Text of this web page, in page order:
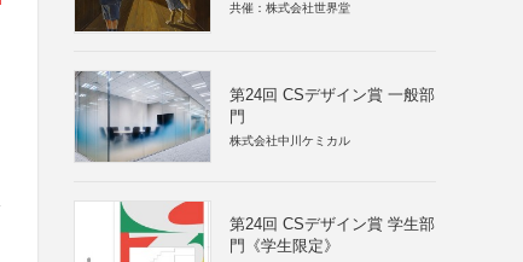
共催：株式会社世界堂
第24回 CSデザイン賞 一般部
門
株式会社中川ケミカル
第24回 CSデザイン賞 学生部
門《学生限定》